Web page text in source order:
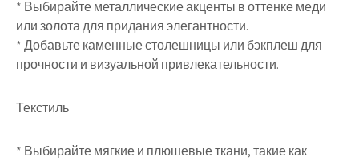
* Выбирайте металлические акценты в оттенке меди
или золота для придания элегантности.
* Добавьте каменные столешницы или бэкплеш для
прочности и визуальной привлекательности.
Текстиль
* Выбирайте мягкие и плюшевые ткани, такие как